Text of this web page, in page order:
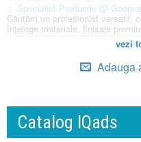
Specialist Productie @
Căutăm un profesionist versatil,
înțelege materiale, finisaje
vezi
Adauga
Catalog IQads